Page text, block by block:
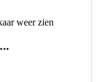
weer zien